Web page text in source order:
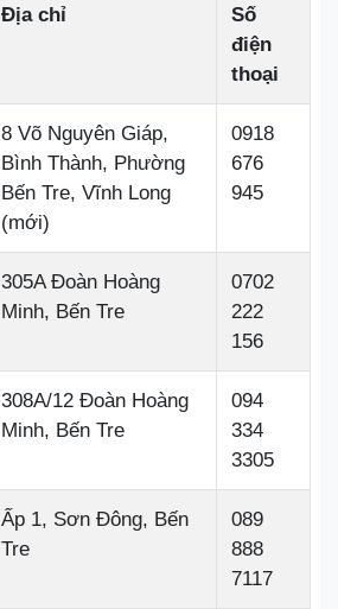
Địa chỉ
Số
điện
thoại
8 Võ Nguyên Giáp,
Bình Thành, Phường
Bến Tre, Vĩnh Long
(mới)
0918
676
945
305A Đoàn Hoàng
Minh, Bến Tre
0702
222
156
308A/12 Đoàn Hoàng
Minh, Bến Tre
094
334
3305
Ấp 1, Sơn Đông, Bến
Tre
089
888
7117